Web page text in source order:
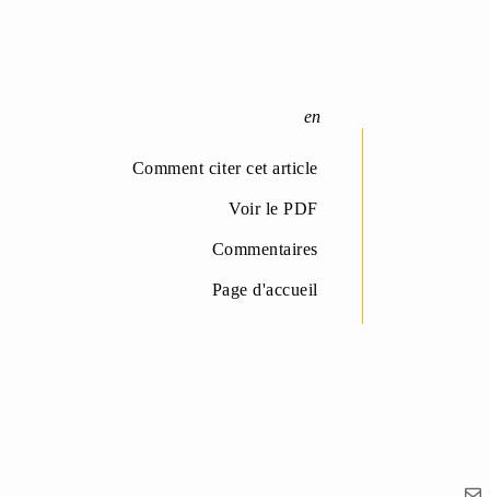
Comment citer cet article
Voir le PDF
Commentaires
Page d'accueil